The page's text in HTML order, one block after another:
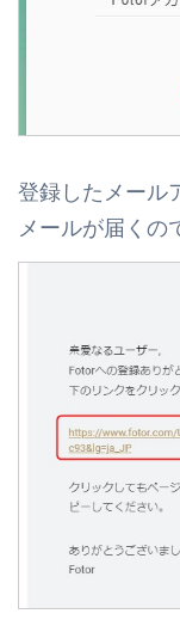
登録したメール
メールが届くの